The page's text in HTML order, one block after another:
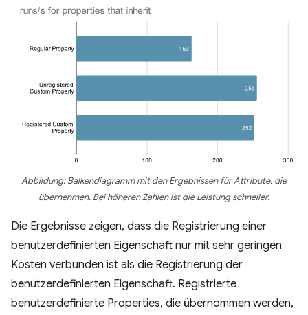
Abbildung: Balkendiagramm mit den Ergebnissen für Attribute, die
übernehmen. Bei höheren Zahlen ist die Leistung schneller.
Die Ergebnisse zeigen, dass die Registrierung einer
benutzerdefinierten Eigenschaft nur mit sehr geringen
Kosten verbunden ist als die Registrierung der
benutzerdefinierten Eigenschaft. Registrierte
benutzerdefinierte Properties, die übernommen werden,